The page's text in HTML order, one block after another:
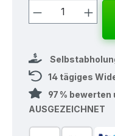
Produkt
14 tägiges
97 % bewerten
AUSGEZEICHNET